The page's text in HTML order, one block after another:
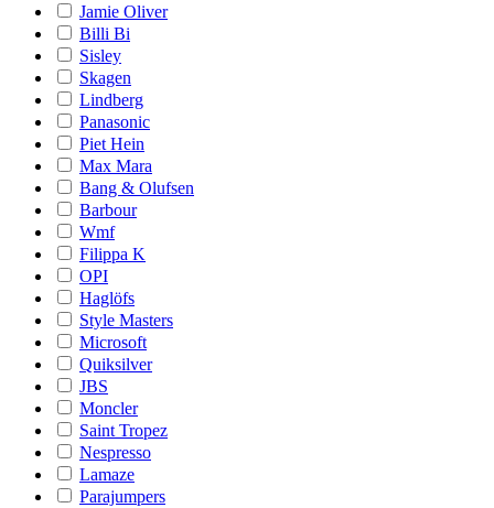
Jamie Oliver
Billi Bi
Sisley
Skagen
Lindberg
Panasonic
Piet Hein
Max Mara
Bang & Olufsen
Barbour
Wmf
Filippa K
OPI
Haglöfs
Style Masters
Microsoft
Quiksilver
JBS
Moncler
Saint Tropez
Nespresso
Lamaze
Parajumpers